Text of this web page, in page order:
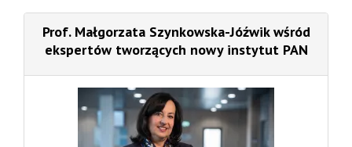
Prof. Małgorzata Szynkowska-Jóźwik wśród
ekspertów tworzących nowy instytut PAN